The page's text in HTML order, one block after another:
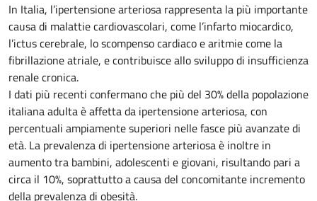
In Italia, l’ipertensione arteriosa rappresenta la più importante
causa di malattie cardiovascolari, come l’infarto miocardico,
l’ictus cerebrale, lo scompenso cardiaco e aritmie come la
fibrillazione atriale, e contribuisce allo sviluppo di insufficienza
renale cronica.
I dati più recenti confermano che più del 30% della popolazione
italiana adulta è affetta da ipertensione arteriosa, con
percentuali ampiamente superiori nelle fasce più avanzate di
età. La prevalenza di ipertensione arteriosa è inoltre in
aumento tra bambini, adolescenti e giovani, risultando pari a
circa il 10%, soprattutto a causa del concomitante incremento
della prevalenza di obesità.